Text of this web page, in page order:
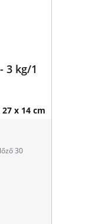
3 kg/1
27 x 14 cm
30